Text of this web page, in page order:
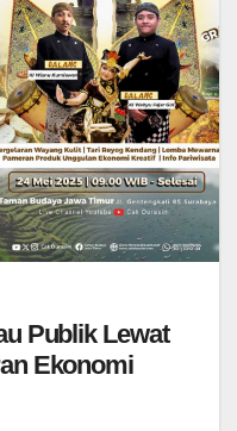
Publik Lewat
Ekonomi